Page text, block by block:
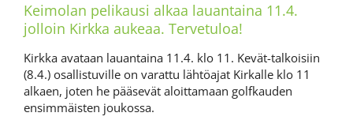
Keimolan pelikausi alkaa lauantaina 11.4.
jolloin Kirkka aukeaa. Tervetuloa!
Kirkka avataan lauantaina 11.4. klo 11. Kevät-talkoisiin
(8.4.) osallistuville on varattu lähtöajat Kirkalle klo 11
alkaen, joten he pääsevät aloittamaan golfkauden
ensimmäisten joukossa.